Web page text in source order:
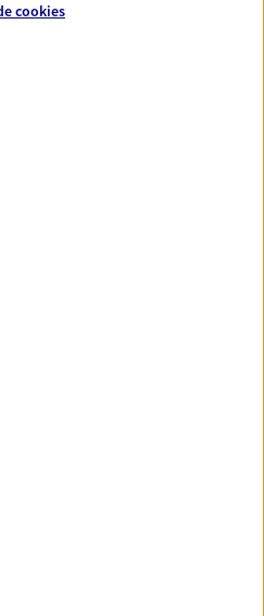
par la mise en place
cookies